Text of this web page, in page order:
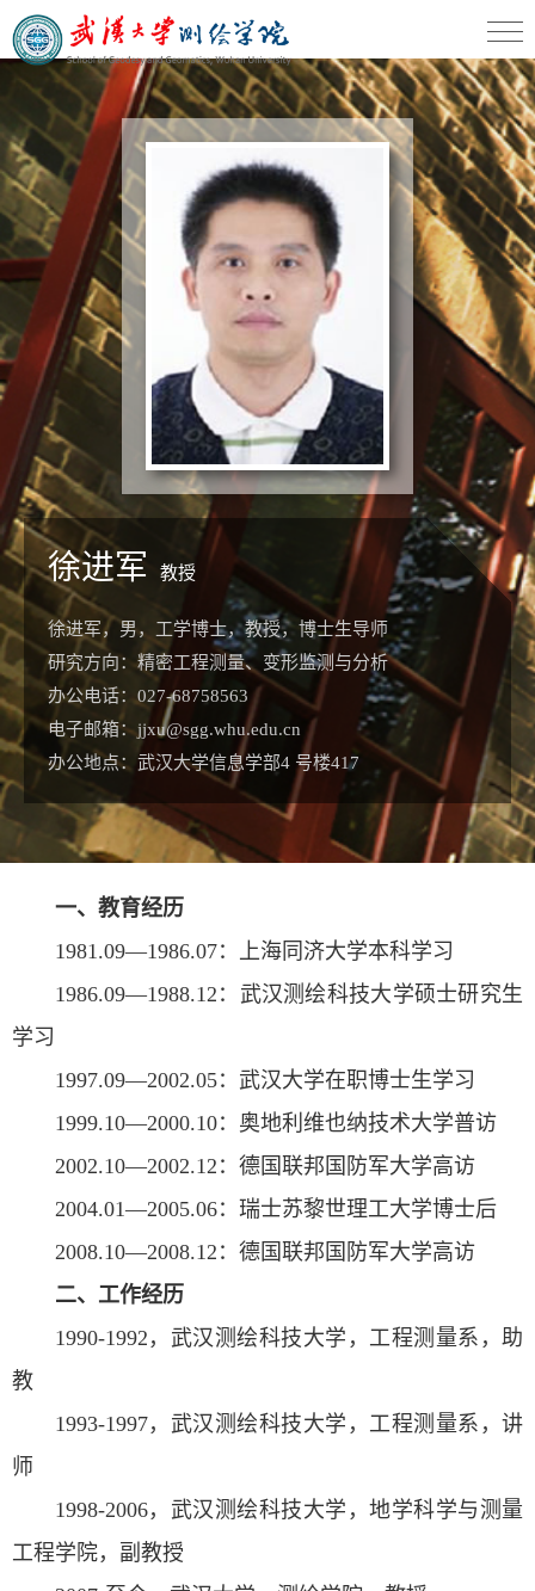
徐进军 教授
徐进军，男，工学博士，教授，博士生导师
研究方向：精密工程测量、变形监测与分析
办公电话：027-68758563
电子邮箱：jjxu@sgg.whu.edu.cn
办公地点：武汉大学信息学部4 号楼417
一、教育经历
1981.09—1986.07：上海同济大学本科学习
1986.09—1988.12：武汉测绘科技大学硕士研究生
学习
1997.09—2002.05：武汉大学在职博士生学习
1999.10—2000.10：奥地利维也纳技术大学普访
2002.10—2002.12：德国联邦国防军大学高访
2004.01—2005.06：瑞士苏黎世理工大学博士后
2008.10—2008.12：德国联邦国防军大学高访
二、工作经历
1990-1992，武汉测绘科技大学，工程测量系，助
教
1993-1997，武汉测绘科技大学，工程测量系，讲
师
1998-2006，武汉测绘科技大学，地学科学与测量
工程学院，副教授